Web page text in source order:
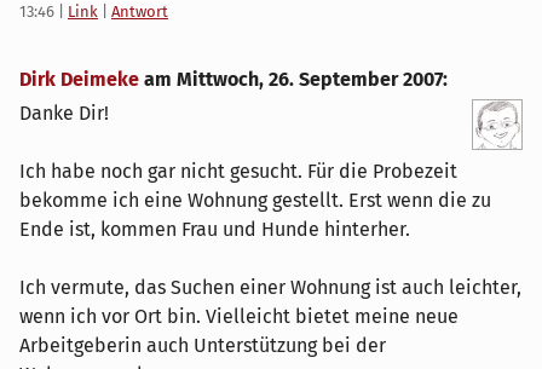
13:46 Link Antwort
Dirk Deimeke am Mittwoch, 26. September 2007:
Danke Dir!
Ich habe noch gar nicht gesucht. Für die Probezeit
bekomme ich eine Wohnung gestellt. Erst wenn die zu
Ende ist, kommen Frau und Hunde hinterher.
Ich vermute, das Suchen einer Wohnung ist auch leichter,
wenn ich vor Ort bin. Vielleicht bietet meine neue
Arbeitgeberin auch Unterstützung bei der